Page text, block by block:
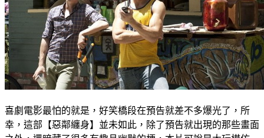
喜劇電影最怕的就是，好笑橋段在預告就差不多爆光了，所
幸，這部【惡鄰纏身】並未如此，除了預告就出現的那些畫面